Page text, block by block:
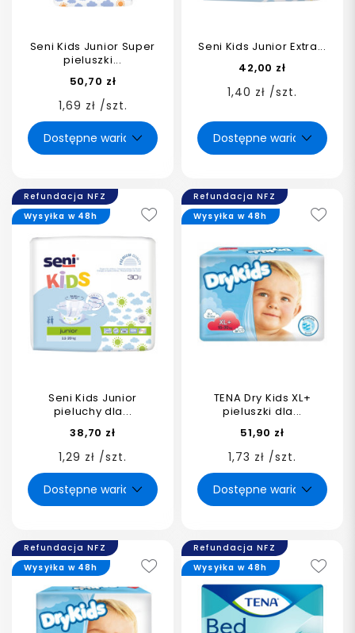
Seni Kids Junior Super
pieluszki...
50,70 zł
1,69 zł /szt.
Seni Kids Junior Extra...
42,00 zł
1,40 zł /szt.
Refundacja NFZ
Seni Kids Junior
pieluchy dla...
38,70 zł
1,29 zł /szt.
Wysyłka w 48h
Refundacja NFZ
TENA Dry Kids XL+
pieluszki dla...
51,90 zł
1,73 zł /szt.
Wysyłka w 48h
Refundacja NFZ
Wysyłka w 48h
Refundacja NFZ
Wysyłka w 48h